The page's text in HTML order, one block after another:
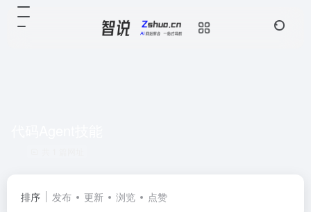
排序 发布 更新 浏览 点赞